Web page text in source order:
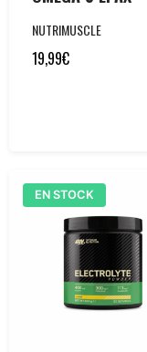
NUTRIMUSCLE
19,99€
EN STOCK